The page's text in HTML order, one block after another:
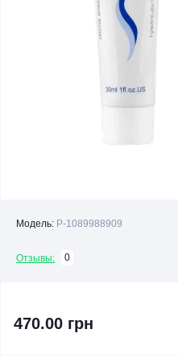
Модель: P-1089988909
Отзывы: 0
470.00 грн